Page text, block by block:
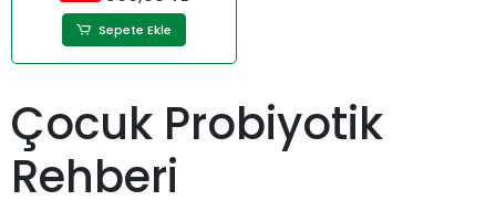
Sepete Ekle
Çocuk Probiyotik
Rehberi